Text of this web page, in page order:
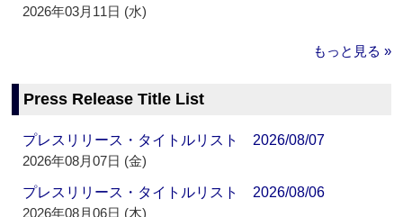
2026年03月11日 (水)
もっと見る »
Press Release Title List
プレスリリース・タイトルリスト 2026/08/07
2026年08月07日 (金)
プレスリリース・タイトルリスト 2026/08/06
2026年08月06日 (木)